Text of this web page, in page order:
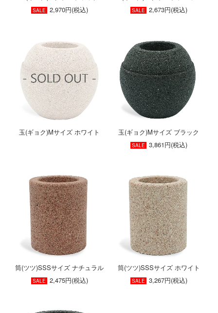
SALE 2,970円(税込) SALE 2,673円(税込)
玉(ギョク)Mサイズ ホワイト 玉(ギョク)Mサイズ ブラック
SALE 3,861円(税込)
筒(ツツ)SSSサイズ ナチュラル
SALE 2,475円(税込)
筒(ツツ)SSSサイズ ホワイト
SALE 3,267円(税込)